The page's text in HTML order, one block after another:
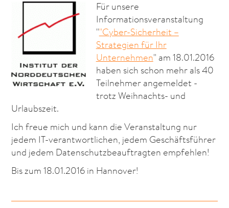
Für unsere
Informationsveranstaltung
""Cyber-Sicherheit –
Strategien für Ihr
Unternehmen" am 18.01.2016
haben sich schon mehr als 40
Teilnehmer angemeldet -
trotz Weihnachts- und
Urlaubszeit.
Ich freue mich und kann die Veranstaltung nur
jedem IT-verantwortlichen, jedem Geschäftsführer
und jedem Datenschutzbeauftragten empfehlen!
Bis zum 18.01.2016 in Hannover!